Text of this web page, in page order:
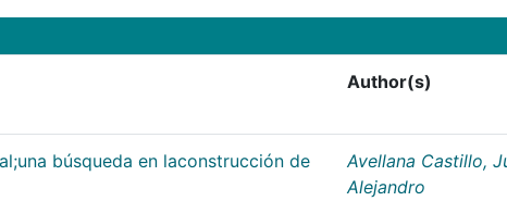
Author(s)
búsqueda en laconstrucción de
Avellana Castillo,
Alejandro